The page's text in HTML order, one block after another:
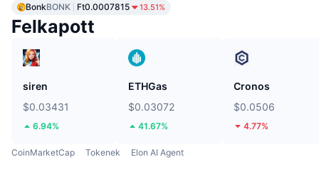
BonkBONK Ft0.0007815 13.51%
Felkapott
siren
$0.03431
6.94%
ETHGas
$0.03072
41.67%
Cronos
$0.0506
4.77%
CoinMarketCap Tokenek Elon AI Agent